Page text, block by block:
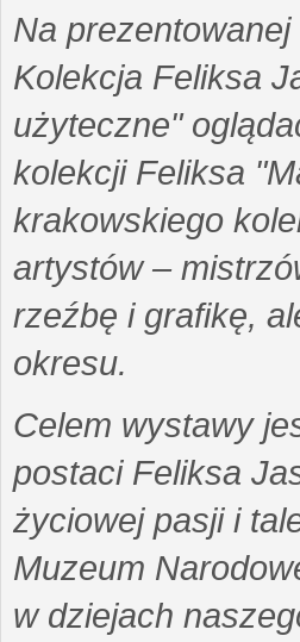
Na
Kolekcja Feliksa
użyteczne"
kolekcji Feliksa
krakowskiego
artystów –
rzeźbę i grafikę,
okresu.
Celem wystawy
postaci Feliksa
życiowej pasji i
Muzeum
w dziejach